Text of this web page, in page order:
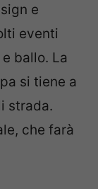
e
eventi
ballo. La
si tiene a
strada.
che farà